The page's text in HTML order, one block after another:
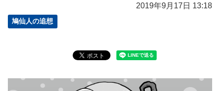
2019年9月17日 13:18
鳩仙人の追想